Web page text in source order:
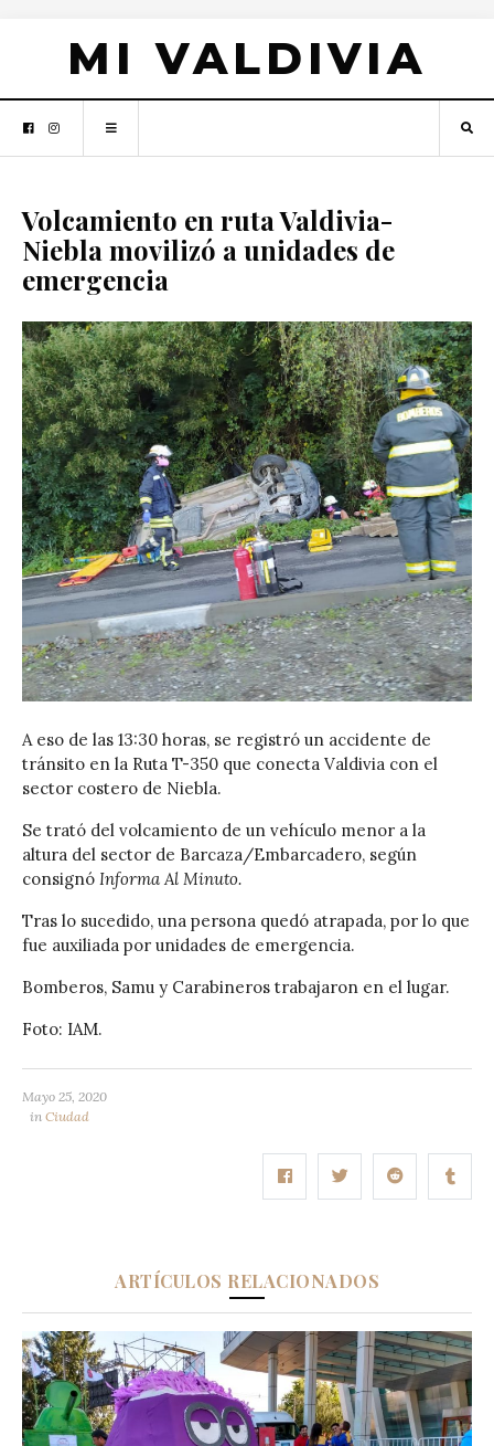
MI VALDIVIA
Volcamiento en ruta Valdivia-
Niebla movilizó a unidades de
emergencia
A eso de las 13:30 horas, se registró un accidente de
tránsito en la Ruta T-350 que conecta Valdivia con el
sector costero de Niebla.
Se trató del volcamiento de un vehículo menor a la
altura del sector de Barcaza/Embarcadero, según
consignó Informa Al Minuto.
Tras lo sucedido, una persona quedó atrapada, por lo que
fue auxiliada por unidades de emergencia.
Bomberos, Samu y Carabineros trabajaron en el lugar.
Foto: IAM.
Mayo 25, 2020
in Ciudad
ARTÍCULOS RELACIONADOS